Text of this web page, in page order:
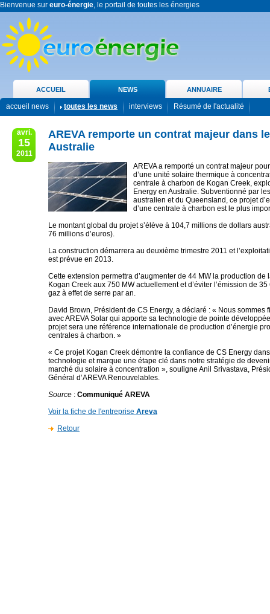
Bienvenue sur euro-énergie, le portail de toutes les énergies
ACCUEIL NEWS ANNUAIRE
accueil news toutes les news interviews Résumé de l'actualité
avri.
15
2011
AREVA remporte un contrat majeur dans
Australie
AREVA a remporté un contrat majeur
d’une unité solaire thermique à
centrale à charbon de Kogan Creek,
Energy en Australie. Subventionné par
australien et du Queensland, ce projet
d’une centrale à charbon est le plus
Le montant global du projet s’élève à 104,7 millions de dollars
76 millions d’euros).
La construction démarrera au deuxième trimestre 2011 et
est prévue en 2013.
Cette extension permettra d’augmenter de 44 MW la production de
Kogan Creek aux 750 MW actuellement et d’éviter l’émission de
gaz à effet de serre par an.
David Brown, Président de CS Energy, a déclaré : « Nous sommes
avec AREVA Solar qui apporte sa technologie de pointe
projet sera une référence internationale de production d’énergie
centrales à charbon. »
« Ce projet Kogan Creek démontre la confiance de CS Energy
technologie et marque une étape clé dans notre stratégie de
marché du solaire à concentration », souligne Anil Srivastava,
Général d’AREVA Renouvelables.
Source : Communiqué AREVA
Voir la fiche de l'entreprise Areva
Retour